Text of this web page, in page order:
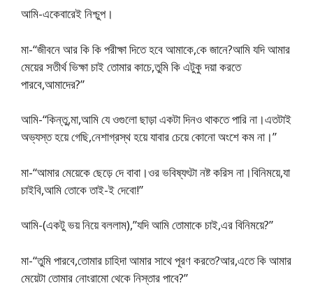
আমি-একেবারেই নিশ্চুপ।
মা-“জীবনে আর কি কি পরীক্ষা দিতে হবে আমাকে,কে জানে?আমি যদি আমার
মেয়ের সতীর্থ ভিক্ষা চাই তোমার কাচে,তুমি কি এটুকু দয়া করতে
পারবে,আমাদের?”
আমি-“কিন্তু,মা,আমি যে ওগুলো ছাড়া একটা দিনও থাকতে পারি না।এতটাই
অভ্যস্ত হয়ে গেছি,নেশাগ্রস্থ হয়ে যাবার চেয়ে কোনো অংশে কম না।”
মা-“আমার মেয়েকে ছেড়ে দে বাবা।ওর ভবিষ্যৎটা নষ্ট করিস না।বিনিময়ে,যা
চাইবি,আমি তোকে তাই-ই দেবো!”
আমি-(একটু ভয় নিয়ে বললাম),”যদি আমি তোমাকে চাই,এর বিনিময়ে?”
মা-“তুমি পারবে,তোমার চাহিদা আমার সাথে পূরণ করতে?আর,এতে কি আমার
মেয়েটা তোমার নোংরামো থেকে নিস্তার পাবে?”